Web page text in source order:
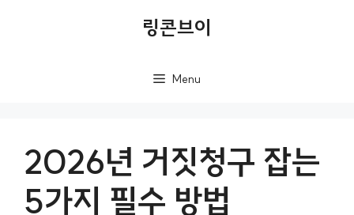
링콘브이
Menu
2026년 거짓청구 잡는
5가지 필수 방법